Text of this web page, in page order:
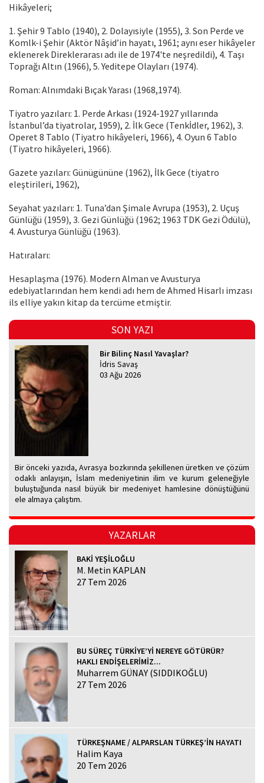
Hikâyeleri;
1. Şehir 9 Tablo (1940), 2. Dolayısiyle (1955), 3. Son Perde ve
Komlk-i Şehir (Aktör Nâşid’in hayatı, 1961; ay­nı eser hikâyeler
eklenerek Direklerarası adı ile de 1974'te neşredildi), 4. Taşı
Toprağı Altın (1966), 5. Yeditepe Olayları (1974).
Roman: Alnımdaki Bıçak Yarası (1968,1974).
Tiyatro yazıları: 1. Perde Arkası (1924-1927 yıllarında
İstanbul’da tiyatrolar, 1959), 2. İlk Gece (Tenkİdler, 1962), 3.
Operet 8 Tablo (Tiyatro hikâyeleri, 1966), 4. Oyun 6 Tablo
(Tiyatro hi­kâyeleri, 1966).
Gazete yazıları: Günügününe (1962), İlk Ge­ce (tiyatro
eleştirileri, 1962),
Seyahat yazıları: 1. Tuna’dan Şimale Avrupa (1953), 2. Uçuş
Günlüğü (1959), 3. Gezi Gün­lüğü (1962; 1963 TDK Gezi Ödülü),
4. Avusturya Günlüğü (1963).
Hatıraları:
Hesaplaşma (1976). Modern Alman ve Avusturya
edebiyatlarından hem kendi adı hem de Ahmed Hisarlı imzası
ils elliye yakın kitap da tercüme etmiştir.
SON YAZI
Bir Bilinç Nasıl Yavaşlar?
İdris Savaş
03 Ağu 2026
Bir önceki yazıda, Avrasya bozkırında şekillenen üretken ve çözüm
odaklı anlayışın, İslam medeniyetinin ilim ve kurum geleneğiyle
buluştuğunda nasıl büyük bir medeniyet hamlesine dönüştüğünü
ele almaya çalıştım.
YAZARLAR
BAKİ YEŞİLOĞLU
M. Metin KAPLAN
27 Tem 2026
BU SÜREÇ TÜRKİYE’Yİ NEREYE GÖTÜRÜR?
HAKLI ENDİŞELERİMİZ...
Muharrem GÜNAY (SIDDIKOĞLU)
27 Tem 2026
TÜRKEŞNAME / ALPARSLAN TÜRKEŞ’İN HAYATI
Halim Kaya
20 Tem 2026